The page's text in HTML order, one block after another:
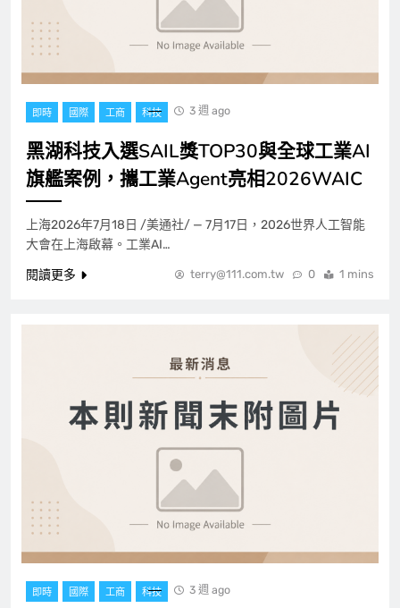
即時 國際 工商 科技 3 週 ago
黑湖科技入選SAIL獎TOP30與全球工業AI
旗艦案例，攜工業Agent亮相2026WAIC
上海2026年7月18日 /美通社/ — 7月17日，2026世界人工智能
大會在上海啟幕。工業AI…
閱讀更多
terry@111.com.tw 0 1 mins
即時 國際 工商 科技 3 週 ago